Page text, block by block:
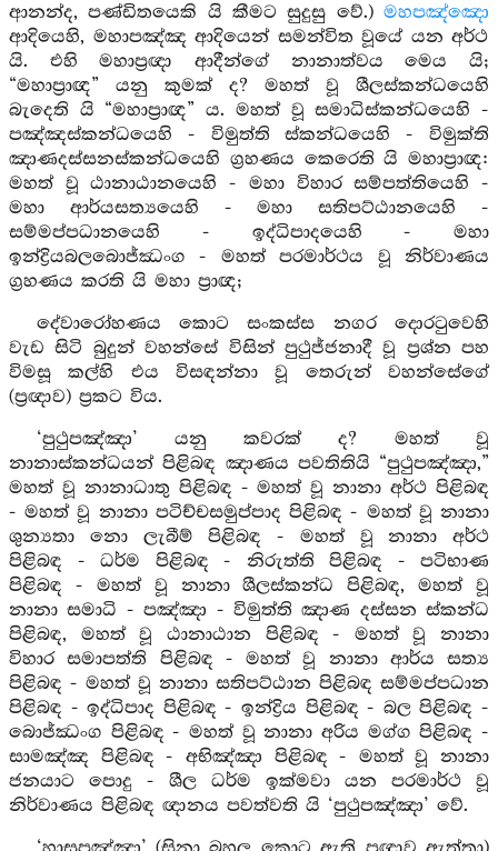
ආනන්ද, පණ්ඩිතයෙකි යි කීමට සුදුසු වේ.) මහපඤ්ඤො
ආදියෙහි, මහාපඤ්ඤ ආදියෙන් සමන්විත වූයේ යන අර්ථ
යි. එහි මහාප්‍රඥා ආදීන්ගේ නානාත්වය මෙය යි;
“මහාප්‍රාඥ” යනු කුමක් ද? මහත් වූ ශීලස්කන්ධයෙහි
බැදෙති යි “මහාප්‍රාඥ” ය. මහත් වූ සමාධිස්කන්ධයෙහි -
පඤ්ඤස්කන්ධයෙහි - විමුත්ති ස්කන්ධයෙහි - විමුක්ති
ඤාණදස්සනස්කන්ධයෙහි ග්‍රහණය කෙරෙති යි මහාප්‍රාඥ:
මහත් වූ ඨානාඨානයෙහි - මහා විහාර සම්පත්තියෙහි -
මහා ආර්යසත්‍යයෙහි - මහා සතිපට්ඨානයෙහි -
සම්මප්පධානයෙහි - ඉද්ධිපාදයෙහි - මහා
ඉන්ද්‍රියබලබොජ්ඣංග - මහත් පරමාර්ථය වූ නිර්වාණය
ග්‍රහණය කරති යි මහා ප්‍රාඥ;
දේවාරෝහණය කොට සංකස්ස නගර දොරටුවෙහි
වැඩ සිටි බුදුන් වහන්සේ විසින් පුථුජ්ජනාදී වූ ප්‍රශ්න පහ
විමසූ කල්හි එය විසඳන්නා වූ තෙරුන් වහන්සේගේ
(ප්‍රඥාව) ප්‍රකට විය.
‘පුථුපඤ්ඤා’ යනු කවරක් ද? මහත් වූ
නානාස්කන්ධයන් පිළිබඳ ඤාණය පවතිතියි “පුථුපඤ්ඤා,”
මහත් වූ නානාධාතු පිළිබඳ - මහත් වූ නානා අර්ථ පිළිබඳ
- මහත් වූ නානා පටිච්චසමුප්පාද පිළිබඳ - මහත් වූ නානා
ශුන්‍යතා නො ලැබීම් පිළිබඳ - මහත් වූ නානා අර්ථ
පිළිබඳ - ධර්ම පිළිබඳ - නිරුත්ති පිළිබඳ - පටිභාණ
පිළිබඳ - මහත් වූ නානා ශීලස්කන්ධ පිළිබඳ, මහත් වූ
නානා සමාධි - පඤ්ඤා - විමුත්ති ඤාණ දස්සන ස්කන්ධ
පිළිබඳ, මහත් වූ ඨානාඨාන පිළිබඳ - මහත් වූ නානා
විහාර සමාපත්ති පිළිබඳ - මහත් වූ නානා ආර්ය සත්‍ය
පිළිබඳ - මහත් වූ නානා සතිපට්ඨාන පිළිබඳ සම්මප්පධාන
පිළිබඳ - ඉද්ධිපාද පිළිබඳ - ඉන්ද්‍රිය පිළිබඳ - බල පිළිබඳ -
බොජ්ඣංග පිළිබඳ - මහත් වූ නානා අරිය මග්ග පිළිබඳ -
සාමඤ්ඤ පිළිබඳ - අභිඤ්ඤා පිළිබඳ - මහත් වූ නානා
ජනයාට පොදු - ශීල ධර්ම ඉක්මවා යන පරමාර්ථ වූ
නිර්වාණය පිළිබඳ ඥානය පවත්වති යි ‘පුථුපඤ්ඤා’ වේ.